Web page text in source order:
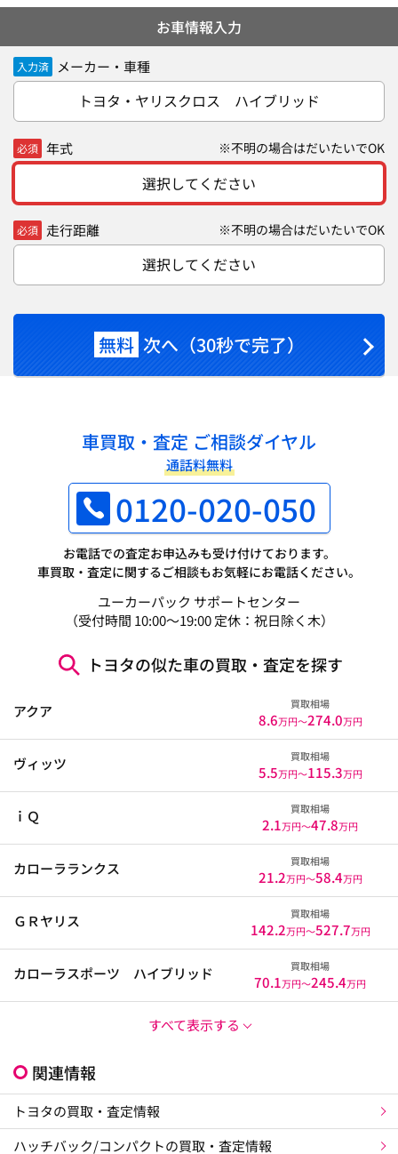
お車情報入力
入力済 メーカー・車種
トヨタ・ヤリスクロス ハイブリッド
必須 年式 ※不明の場合はだいたいでOK
選択してください
必須 走行距離 ※不明の場合はだいたいでOK
選択してください
無料 次へ（30秒で完了）
車買取・査定 ご相談ダイヤル
通話料無料
0120-020-050
お電話での査定お申込みも受け付けております。
車買取・査定に関するご相談もお気軽にお電話ください。
ユーカーパック サポートセンター
（受付時間 10:00～19:00 定休：祝日除く木）
トヨタの似た車の買取・査定を探す
アクア 買取相場
8.6万円〜274.0万円
ヴィッツ 買取相場
5.5万円〜115.3万円
ｉＱ 買取相場
2.1万円〜47.8万円
カローラランクス 買取相場
21.2万円〜58.4万円
ＧＲヤリス 買取相場
142.2万円〜527.7万円
カローラスポーツ ハイブリッド 買取相場
70.1万円〜245.4万円
すべて表示する
関連情報
トヨタの買取・査定情報
ハッチバック/コンパクトの買取・査定情報